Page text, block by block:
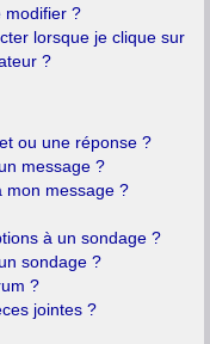
modifier ?
lorsque je clique sur
?
ou une réponse ?
message ?
mon message ?
à un sondage ?
sondage ?
?
jointes ?